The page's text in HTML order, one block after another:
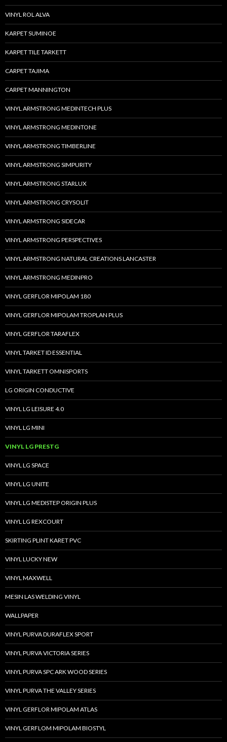
VINYL ROL ALVA
KARPET SUMINOE
KARPET TILE TARKETT
CARPET TAJIMA
CARPET MANNINGTON
VINYL ARMSTRONG MEDINTECH PLUS
VINYL ARMSTRONG MEDINTONE
VINYL ARMSTRONG TIMBERLINE
VINYL ARMSTRONG SIMPURITY
VINYL ARMSTRONG STARLUX
VINYL ARMSTRONG CRYSOLIT
VINYL ARMSTRONG SIDECAR
VINYL ARMSTRONG PERSPECTIVES
VINYL ARMSTRONG NATURAL CREATIONS LANCASTER
VINYL ARMSTRONG MEDINPRO
VINYL GERFLOR MIPOLAM 180
VINYL GERFLOR MIPOLAM TROPLAN PLUS
VINYL GERFLOR TARAFLEX
VINYL TARKET ID ESSENTIAL
VINYL TARKETT OMNISPORTS
LG ORIGIN CONDUCTIVE
VINYL LG LEISURE 4.0
VINYL LG MINI
VINYL LG PRESTG
VINYL LG SPACE
VINYL LG UNITE
VINYL LG MEDISTEP ORIGIN PLUS
VINYL LG REXCOURT
SKIRTING PLINT KARET PVC
VINYL LUCKY NEW
VINYL MAXWELL
MESIN LAS WELDING VINYL
WALLPAPER
VINYL PURVA DURAFLEX SPORT
VINYL PURVA VICTORIA SERIES
VINYL PURVA SPC ARK WOOD SERIES
VINYL PURVA THE VALLEY SERIES
VINYL GERFLOR MIPOLAM ATLAS
VINYL GERFLOM MIPOLAM BIOSTYL